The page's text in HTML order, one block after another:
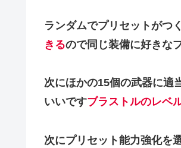
ランダムでプリセットがつ
きるので同じ装備に好きな
次にほかの15個の武器に適
いいですブラストルのレベ
次にプリセット能力強化を